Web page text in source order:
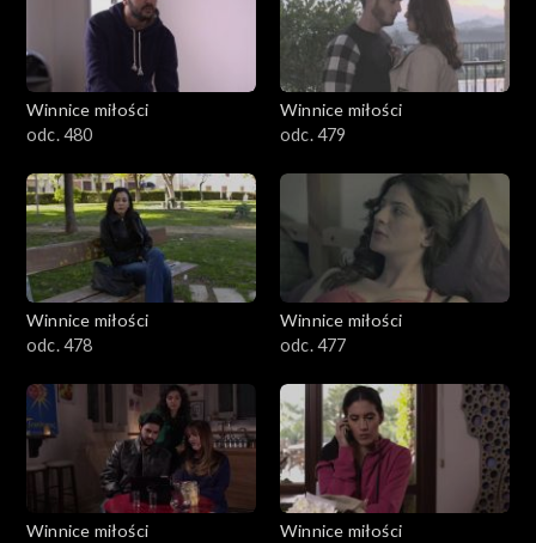
Winnice miłości
odc. 480
Winnice miłości
odc. 479
Winnice miłości
odc. 478
Winnice miłości
odc. 477
Winnice miłości
Winnice miłości